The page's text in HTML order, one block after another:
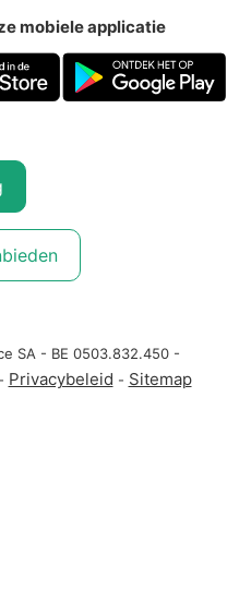
mobiele applicatie
SA - BE 0503.832.450 -
- Privacybeleid - Sitemap